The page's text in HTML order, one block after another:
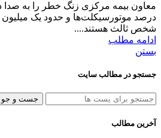
درصد موتورسیکلت‌ها و حدود یک میلیون
شخص ثالث هستند....
ادامه مطلب
بستن
جستجو در مطالب سایت
جست و جو
آخرین مطالب